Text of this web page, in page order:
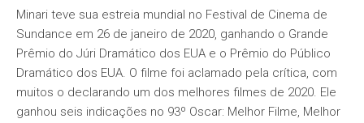
Minari teve sua estreia mundial no Festival de Cinema de
Sundance em 26 de janeiro de 2020, ganhando o Grande
Prêmio do Júri Dramático dos EUA e o Prêmio do Público
Dramático dos EUA. O filme foi aclamado pela crítica, com
muitos o declarando um dos melhores filmes de 2020. Ele
ganhou seis indicações no 93º Oscar: Melhor Filme, Melhor